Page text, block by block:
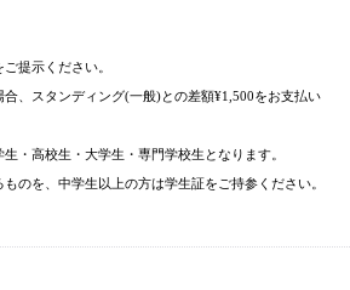
提示ください。
合、スタンディング(一般)との差額¥1,500をお支払い
・高校生・大学生・専門学校生となります。
のを、中学生以上の方は学生証をご持参ください。